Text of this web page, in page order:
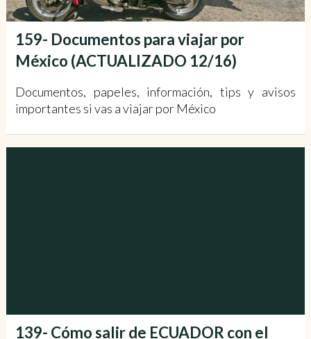
159- Documentos para viajar por
México (ACTUALIZADO 12/16)
Documentos, papeles, información, tips y avisos
importantes si vas a viajar por México
139- Cómo salir de ECUADOR con el